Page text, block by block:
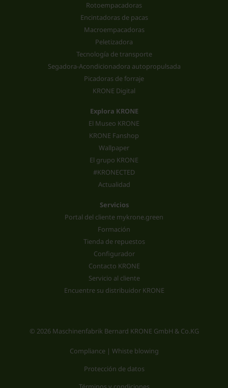
Rotoempacadoras
Encintadoras de pacas
Macroempacadoras
Peletizadora
Tecnología de transporte
Segadora-Acondicionadora autopropulsada
Picadoras de forraje
KRONE Digital
Explora KRONE
El Museo KRONE
KRONE Fanshop
Wallpaper
El grupo KRONE
#KRONECTED
Actualidad
Servicios
Portal del cliente mykrone.green
Formación
Tienda de repuestos
Configurador
Contacto KRONE
Servicio al cliente
Encuentre su distribuidor KRONE
© 2026 Maschinenfabrik Bernard KRONE GmbH & Co.KG
Compliance | Whiste blowing
Protección de datos